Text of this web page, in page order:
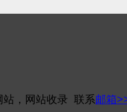
降为王室直辖邑‌
站，网站收录 联系邮箱